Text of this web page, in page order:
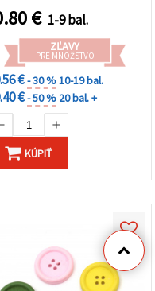
farieb – 10 ks
€ 1-9 bal.
ZĽAVY
PRE MNOŽSTVO
€- 30 %10-19 bal.
€- 50 % 20 bal. +
KÚPIŤ